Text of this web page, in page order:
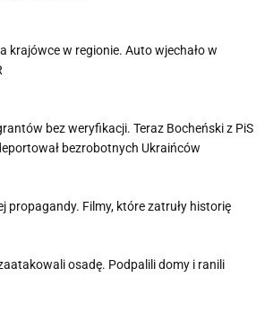
krajówce w regionie. Auto wjechało w
bez weryfikacji. Teraz Bocheński z PiS
bezrobotnych Ukraińców
propagandy. Filmy, które zatruły historię
osadę. Podpalili domy i ranili